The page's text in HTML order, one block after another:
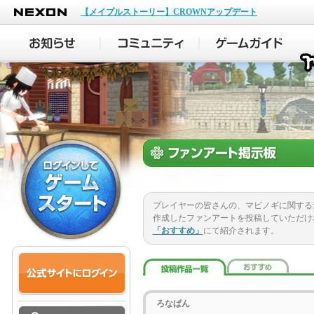
NEXON
【メイプルストーリー】CROWNアップデート
プレイヤーの皆さんの、マビノギに関す
作成したファンアートを投稿していただ
「おすすめ」 にて紹介されます。
ろなぱん